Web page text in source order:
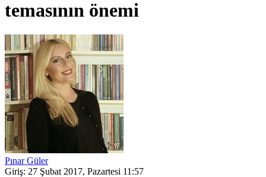
temasının önemi
Pınar Güler
Giriş: 27 Şubat 2017, Pazartesi 11:57